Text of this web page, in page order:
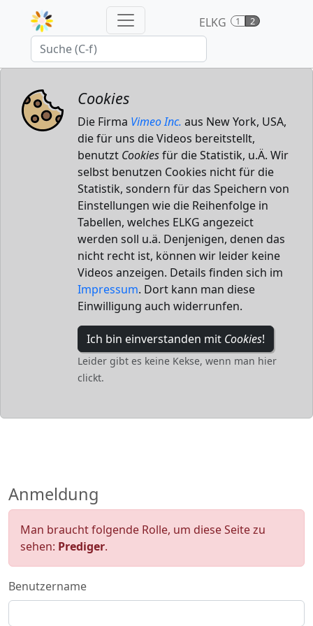
ELKG 1 2
Cookies
Die Firma Vimeo Inc. aus New York, USA,
die für uns die Videos bereitstellt,
benutzt Cookiesfür die Statistik, u.Ä. Wir
selbst benutzen Cookies nicht für die
Statistik, sondern für das Speichern von
Einstellungen wie die Reihenfolge in
Tabellen, welches ELKG angezeict
werden soll u.ä. Denjenigen, denen das
nicht recht ist, können wir leider keine
Videos anzeigen. Details finden sich im
Impressum. Dort kann man diese
Einwilligung auch widerrunfen.
Ich bin einverstanden mit Cookies!
Leider gibt es keine Kekse, wenn man hier
clickt.
Anmeldung
Man braucht folgende Rolle, um diese Seite zu
sehen: Prediger.
Benutzername